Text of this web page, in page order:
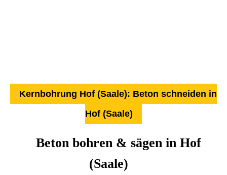
Kernbohrung Hof (Saale): Beton schneiden in
Hof (Saale)
Beton bohren & sägen in Hof
(Saale)